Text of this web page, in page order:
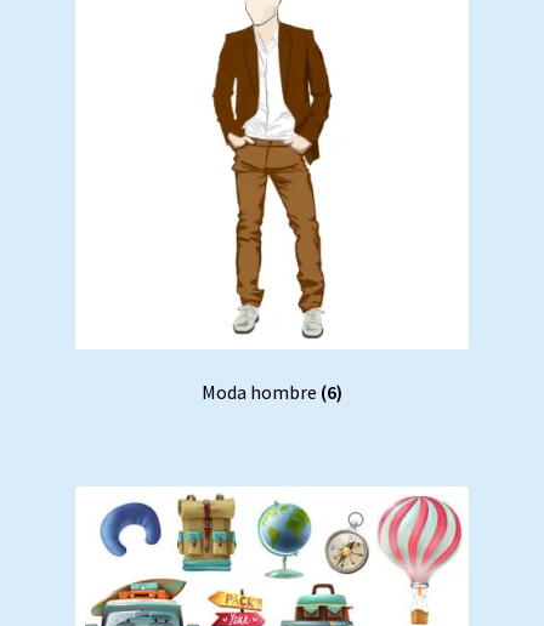
Procedencia de las obras.
Moda hombre (6)